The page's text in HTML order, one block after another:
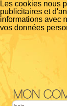
Les cookies nous
publicitaires et
informations avec
vos données